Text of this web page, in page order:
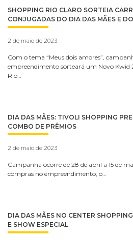
SHOPPING RIO CLARO SORTEIA
CONJUGADAS DO DIA DAS MÃES E
2 de maio de 2023
Com o tema “Meus dois amores”,
empreendimento sorteará um Novo Kwid
Rio…
DIA DAS MÃES: TIVOLI SHOPPING
COMBO DE PRÊMIOS
2 de maio de 2023
Campanha ocorre de 28 de abril a 15 de
compras no empreendimento, o…
DIA DAS MÃES NO CENTER
E SHOW ESPECIAL